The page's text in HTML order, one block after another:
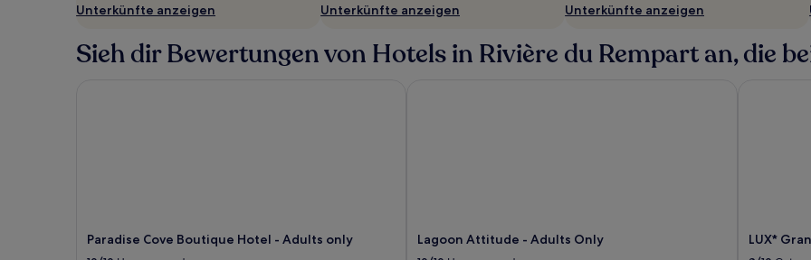
Unterkünfte anzeigen Unterkünfte anzeigen Unterkünfte anzeigen
Sieh dir Bewertungen von Hotels in Rivière du Rempart an, die
Paradise Cove Boutique Hotel - Adults only Lagoon Attitude - Adults Only LUX*